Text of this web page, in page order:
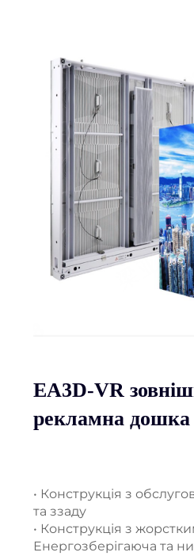
EA3D-VR
рекламна дошка
• Конструкція з
та ззаду
• Конструкція з
Енергозберігаюча та